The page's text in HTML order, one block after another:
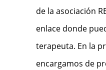
de la asociación
enlace donde
terapeuta. En la
encargamos de